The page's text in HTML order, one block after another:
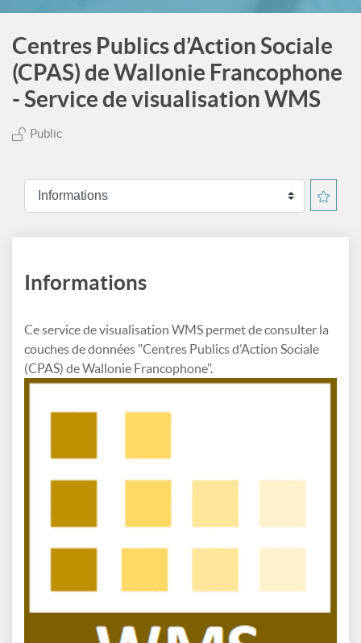
Centres Publics d’Action Sociale
(CPAS) de Wallonie Francophone
- Service de visualisation WMS
Public
Informations
Ce service de visualisation WMS permet de consulter la
couches de données "Centres Publics d’Action Sociale
(CPAS) de Wallonie Francophone".